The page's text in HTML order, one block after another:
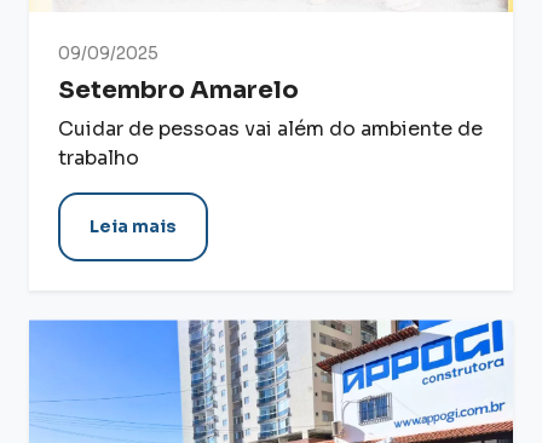
09/09/2025
Setembro Amarelo
Cuidar de pessoas vai além do ambiente de
trabalho
Leia mais